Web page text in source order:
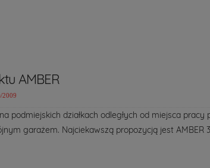
AMBER
2009
podmiejskich działkach odległych od miejsca
garażem. Najciekawszą propozycją jest